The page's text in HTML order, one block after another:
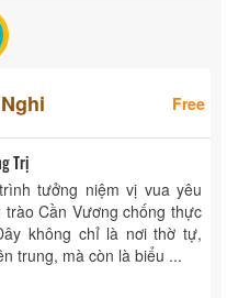
Free
Trị
tưởng niệm vị vua yêu
Cần Vương chống thực
không chỉ là nơi thờ tự,
trung, mà còn là biểu ...